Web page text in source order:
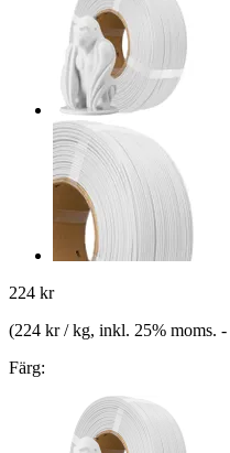
224 kr
(224 kr / kg, inkl. 25% moms. -
Färg: